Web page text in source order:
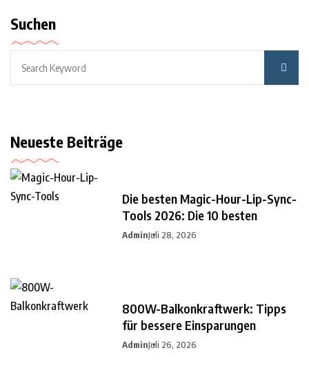
Suchen
Neueste Beiträge
Die besten Magic-Hour-Lip-Sync-
Tools 2026: Die 10 besten
AdminJuli 28, 2026
800W-Balkonkraftwerk: Tipps
für bessere Einsparungen
AdminJuli 26, 2026